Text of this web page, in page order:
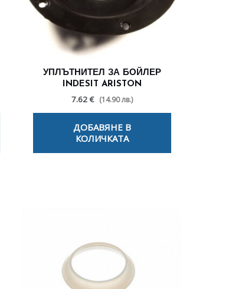
УПЛЪТНИТЕЛ ЗА БОЙЛЕР
INDESIT ARISTON
7.62 € (14.90 лв.)
ДОБАВЯНЕ В
КОЛИЧКАТА